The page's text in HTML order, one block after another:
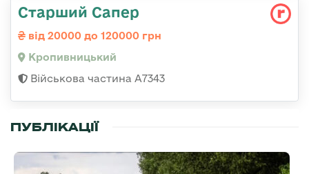
Старший Сапер
від 20000 до 120000 грн
Кропивницький
Військова частина А7343
ПУБЛІКАЦІЇ